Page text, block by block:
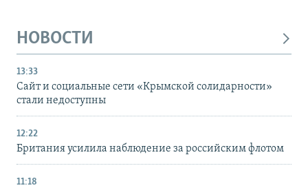
НОВОСТИ
13:33
Сайт и социальные сети «Крымской солидарности»
стали недоступны
12:22
Британия усилила наблюдение за российским флотом
11:18